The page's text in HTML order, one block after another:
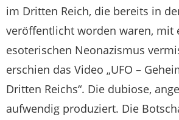
im Dritten Reich, die bereits in
veröffentlicht worden waren, mit
esoterischen Neonazismus
erschien das Video „UFO –
Dritten Reichs“. Die dubiose,
aufwendig produziert. Die